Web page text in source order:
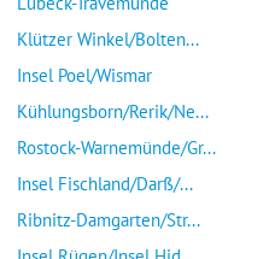
Klützer Winkel/Bolten...
Insel Poel/Wismar
Kühlungsborn/Rerik/Ne...
Rostock-Warnemünde/Gr...
Insel Fischland/Darß/...
Ribnitz-Damgarten/Str...